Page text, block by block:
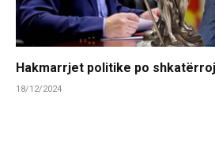
Hakmarrjet politike po
18/12/2024